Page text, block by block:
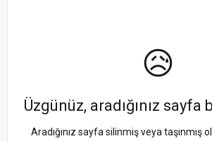
😥
Üzgünüz, aradığınız sayfa
Aradığınız sayfa silinmiş veya taşınmış